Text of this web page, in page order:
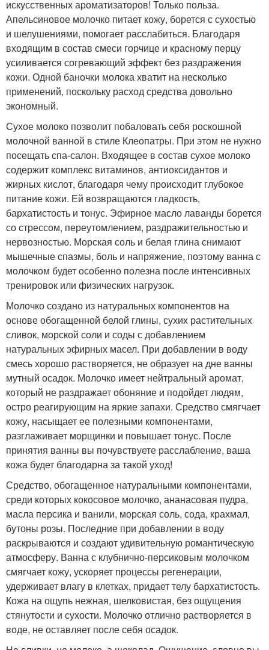
искусственных ароматизаторов! Только польза.
Апельсиновое молочко питает кожу, борется с сухостью
и шелушениями, помогает расслабиться. Благодаря
входящим в состав смеси горчице и красному перцу
усиливается согревающий эффект без раздражения
кожи. Одной баночки молока хватит на несколько
применений, поскольку расход средства довольно
экономный.
Сухое молоко позволит побаловать себя роскошной
молочной ванной в стиле Клеопатры. При этом не нужно
посещать спа-салон. Входящее в состав сухое молоко
содержит комплекс витаминов, антиоксидантов и
жирных кислот, благодаря чему происходит глубокое
питание кожи. Ей возвращаются гладкость,
бархатистость и тонус. Эфирное масло лаванды борется
со стрессом, переутомлением, раздражительностью и
нервозностью. Морская соль и белая глина снимают
мышечные спазмы, боль и напряжение, поэтому ванна с
молочком будет особенно полезна после интенсивных
тренировок или физических нагрузок.
Молочко создано из натуральных компонентов на
основе обогащенной белой глины, сухих растительных
сливок, морской соли и соды с добавлением
натуральных эфирных масел. При добавлении в воду
смесь хорошо растворяется, не образует на дне ванны
мутный осадок. Молочко имеет нейтральный аромат,
который не раздражает обоняние и подойдет людям,
остро реагирующим на яркие запахи. Средство смягчает
кожу, насыщает ее полезными компонентами,
разглаживает морщинки и повышает тонус. После
принятия ванны вы почувствуете расслабление, ваша
кожа будет благодарна за такой уход!
Средство, обогащенное натуральными компонентами,
среди которых кокосовое молочко, ананасовая пудра,
масла персика и ванили, морская соль, сода, крахмал,
бутоны розы. Последние при добавлении в воду
раскрываются и создают удивительную романтическую
атмосферу. Ванна с клубнично-персиковым молочком
смягчает кожу, ускоряет процессы регенерации,
удерживает влагу в клетках, придает телу бархатистость.
Кожа на ощупь нежная, шелковистая, без ощущения
стянутости и сухости. Молочко отлично растворяется в
воде, не оставляет после себя осадок.